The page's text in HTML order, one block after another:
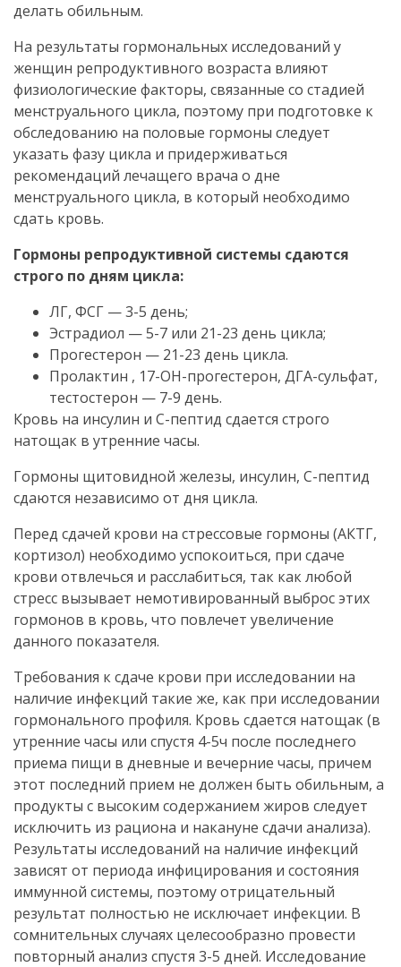
делать обильным.
На результаты гормональных исследований у
женщин репродуктивного возраста влияют
физиологические факторы, связанные со стадией
менструального цикла, поэтому при подготовке к
обследованию на половые гормоны следует
указать фазу цикла и придерживаться
рекомендаций лечащего врача о дне
менструального цикла, в который необходимо
сдать кровь.
Гормоны репродуктивной системы сдаются
строго по дням цикла:
ЛГ, ФСГ — 3-5 день;
Эстрадиол — 5-7 или 21-23 день цикла;
Прогестерон — 21-23 день цикла.
Пролактин , 17-ОН-прогестерон, ДГА-сульфат,
тестостерон — 7-9 день.
Кровь на инсулин и С-пептид сдается строго
натощак в утренние часы.
Гормоны щитовидной железы, инсулин, С-пептид
сдаются независимо от дня цикла.
Перед сдачей крови на стрессовые гормоны (АКТГ,
кортизол) необходимо успокоиться, при сдаче
крови отвлечься и расслабиться, так как любой
стресс вызывает немотивированный выброс этих
гормонов в кровь, что повлечет увеличение
данного показателя.
Требования к сдаче крови при исследовании на
наличие инфекций такие же, как при исследовании
гормонального профиля. Кровь сдается натощак (в
утренние часы или спустя 4-5ч после последнего
приема пищи в дневные и вечерние часы, причем
этот последний прием не должен быть обильным, а
продукты с высоким содержанием жиров следует
исключить из рациона и накануне сдачи анализа).
Результаты исследований на наличие инфекций
зависят от периода инфицирования и состояния
иммунной системы, поэтому отрицательный
результат полностью не исключает инфекции. В
сомнительных случаях целесообразно провести
повторный анализ спустя 3-5 дней. Исследование